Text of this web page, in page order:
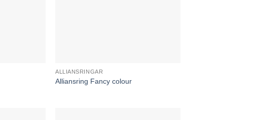
ALLIANSRINGAR
Alliansring Fancy colour